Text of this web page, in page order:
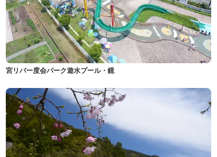
宮リバー度会パーク遊水プール・鏡